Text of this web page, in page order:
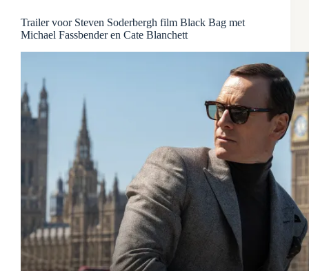
Trailer voor Steven Soderbergh film Black Bag met
Michael Fassbender en Cate Blanchett